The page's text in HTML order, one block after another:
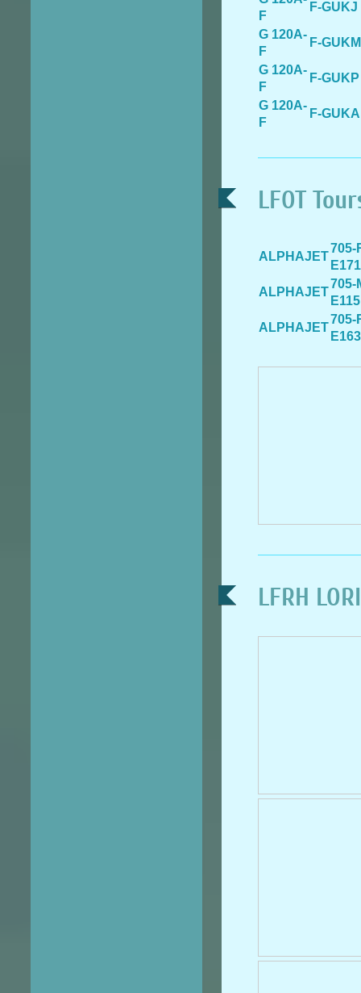
F
F-GUKJ
G 120A-
F
F-GUKM
G 120A-
F
F-GUKP
G 120A-
F
F-GUKA
LFOT
ALPHAJET
705-
E171
ALPHAJET
705-
E115
ALPHAJET
705-
E163
LFRH